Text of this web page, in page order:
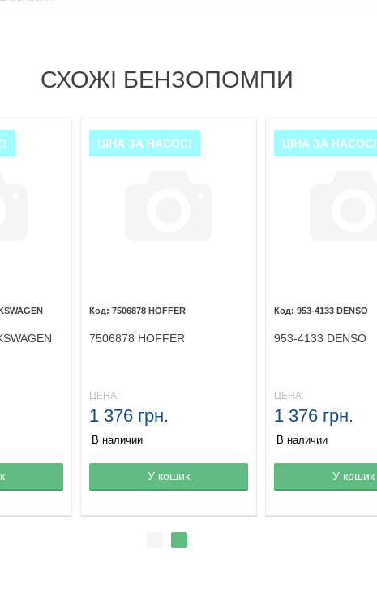
СХОЖІ БЕНЗОПОМПИ
Товар в корзине
ЦІНА ЗА НАСОС!
7506878 HOFFER
7506878 HOFFER
ЦЕНА:
1 376 грн.
В наличии
У кошик Товар в корзине
ЦІНА ЗА НАСОС!
953-4133 DENSO
953-4133 DENSO
ЦЕНА:
1 376 грн.
В наличии
У кошик